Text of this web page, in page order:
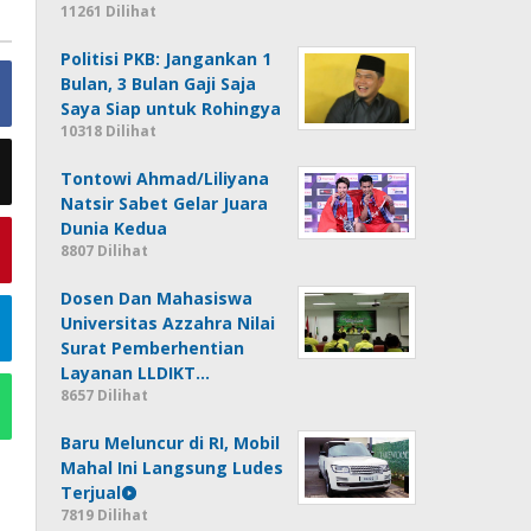
11261 Dilihat
Politisi PKB: Jangankan 1
Bulan, 3 Bulan Gaji Saja
Saya Siap untuk Rohingya
10318 Dilihat
Tontowi Ahmad/Liliyana
Natsir Sabet Gelar Juara
Dunia Kedua
8807 Dilihat
Dosen Dan Mahasiswa
Universitas Azzahra Nilai
Surat Pemberhentian
Layanan LLDIKT…
8657 Dilihat
Baru Meluncur di RI, Mobil
Mahal Ini Langsung Ludes
Terjual
7819 Dilihat